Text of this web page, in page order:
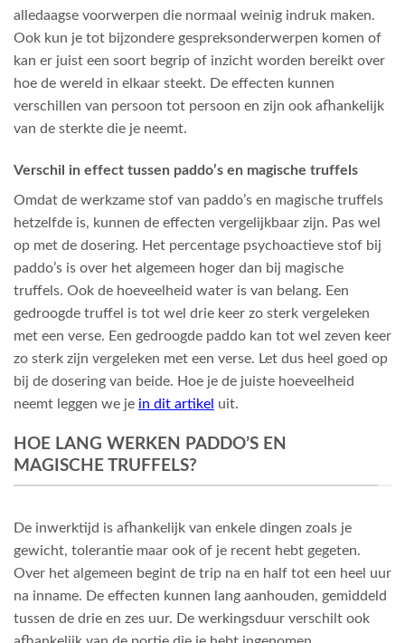
alledaagse voorwerpen die normaal weinig indruk maken.
Ook kun je tot bijzondere gespreksonderwerpen komen of
kan er juist een soort begrip of inzicht worden bereikt over
hoe de wereld in elkaar steekt. De effecten kunnen
verschillen van persoon tot persoon en zijn ook afhankelijk
van de sterkte die je neemt.
Verschil in effect tussen paddo’s en magische truffels
Omdat de werkzame stof van paddo’s en magische truffels
hetzelfde is, kunnen de effecten vergelijkbaar zijn. Pas wel
op met de dosering. Het percentage psychoactieve stof bij
paddo’s is over het algemeen hoger dan bij magische
truffels. Ook de hoeveelheid water is van belang. Een
gedroogde truffel is tot wel drie keer zo sterk vergeleken
met een verse. Een gedroogde paddo kan tot wel zeven keer
zo sterk zijn vergeleken met een verse. Let dus heel goed op
bij de dosering van beide. Hoe je de juiste hoeveelheid
neemt leggen we je in dit artikel uit.
HOE LANG WERKEN PADDO’S EN
MAGISCHE TRUFFELS?
De inwerktijd is afhankelijk van enkele dingen zoals je
gewicht, tolerantie maar ook of je recent hebt gegeten.
Over het algemeen begint de trip na en half tot een heel uur
na inname. De effecten kunnen lang aanhouden, gemiddeld
tussen de drie en zes uur. De werkingsduur verschilt ook